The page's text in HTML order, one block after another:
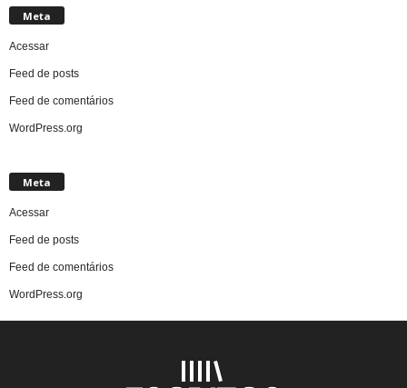
Meta
Acessar
Feed de posts
Feed de comentários
WordPress.org
Meta
Acessar
Feed de posts
Feed de comentários
WordPress.org